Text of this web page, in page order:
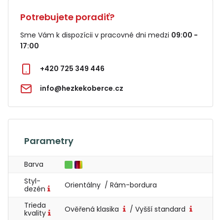
Potrebujete poradiť?
Sme Vám k dispozícii v pracovné dni medzi 09:00 -
17:00
+420 725 349 446
info@hezkekoberce.cz
Parametry
Barva
Styl-
dezén
Orientálny / Rám-bordura
Trieda
kvality
Ověřená klasika / Vyšší standard